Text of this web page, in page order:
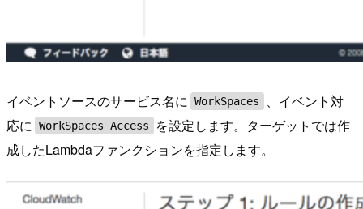
イベントソースのサービス名に WorkSpaces
、イベント対
応に WorkSpaces Access
を設定します。ターゲットでは作
成したLambdaファンクションを指定します。